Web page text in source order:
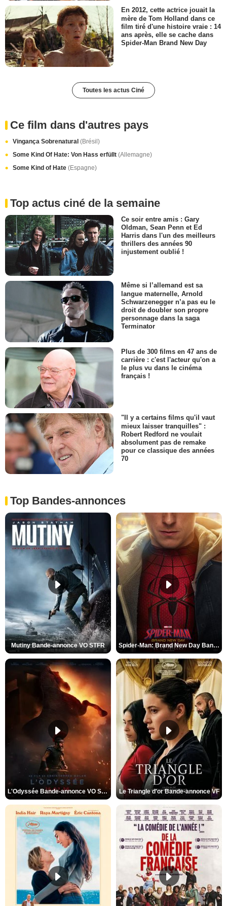
En 2012, cette actrice jouait la
mère de Tom Holland dans ce
film tiré d'une histoire vraie : 14
ans après, elle se cache dans
Spider-Man Brand New Day
Toutes les actus Ciné
Ce film dans d'autres pays
Vingança Sobrenatural (Brésil)
Some Kind Of Hate: Von Hass erfüllt (Allemagne)
Some Kind of Hate (Espagne)
Top actus ciné de la semaine
Ce soir entre amis : Gary
Oldman, Sean Penn et Ed
Harris dans l'un des meilleurs
thrillers des années 90
injustement oublié !
Même si l’allemand est sa
langue maternelle, Arnold
Schwarzenegger n’a pas eu le
droit de doubler son propre
personnage dans la saga
Terminator
Plus de 300 films en 47 ans de
carrière : c'est l'acteur qu'on a
le plus vu dans le cinéma
français !
"Il y a certains films qu'il vaut
mieux laisser tranquilles" :
Robert Redford ne voulait
absolument pas de remake
pour ce classique des années
70
Top Bandes-annonces
Mutiny Bande-annonce VO STFR Spider-Man: Brand New Day Bande-annonce VO STFR
L'Odyssée Bande-annonce VO STFR Le Triangle d'or Bande-annonce VF